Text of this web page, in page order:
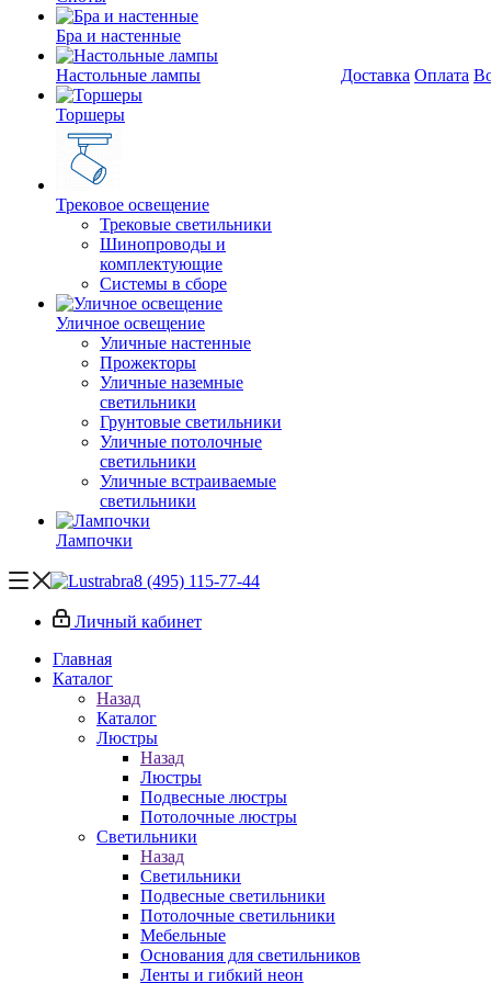
Бра и настенные
Настольные лампы
Торшеры
Трековое освещение
Трековые светильники
Шинопроводы и
комплектующие
Системы в сборе
Уличное освещение
Уличные настенные
Прожекторы
Уличные наземные
светильники
Грунтовые светильники
Уличные потолочные
светильники
Уличные встраиваемые
светильники
Лампочки
Доставка Оплата
8 (495) 115-77-44
Личный кабинет
Главная
Каталог
Назад
Каталог
Люстры
Назад
Люстры
Подвесные люстры
Потолочные люстры
Светильники
Назад
Светильники
Подвесные светильники
Потолочные светильники
Мебельные
Основания для светильников
Ленты и гибкий неон